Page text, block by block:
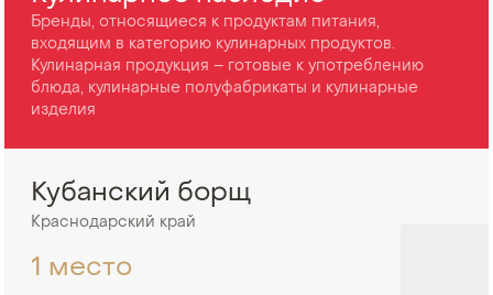
Бренды, относящиеся к продуктам питания,
входящим в категорию кулинарных продуктов.
Кулинарная продукция – готовые к употреблению
блюда, кулинарные полуфабрикаты и кулинарные
изделия
Кубанский борщ
Краснодарский край
1 место